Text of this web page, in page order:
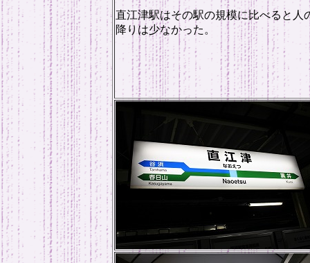
直江津駅はその駅の規模に比べると人
降りは少なかった。